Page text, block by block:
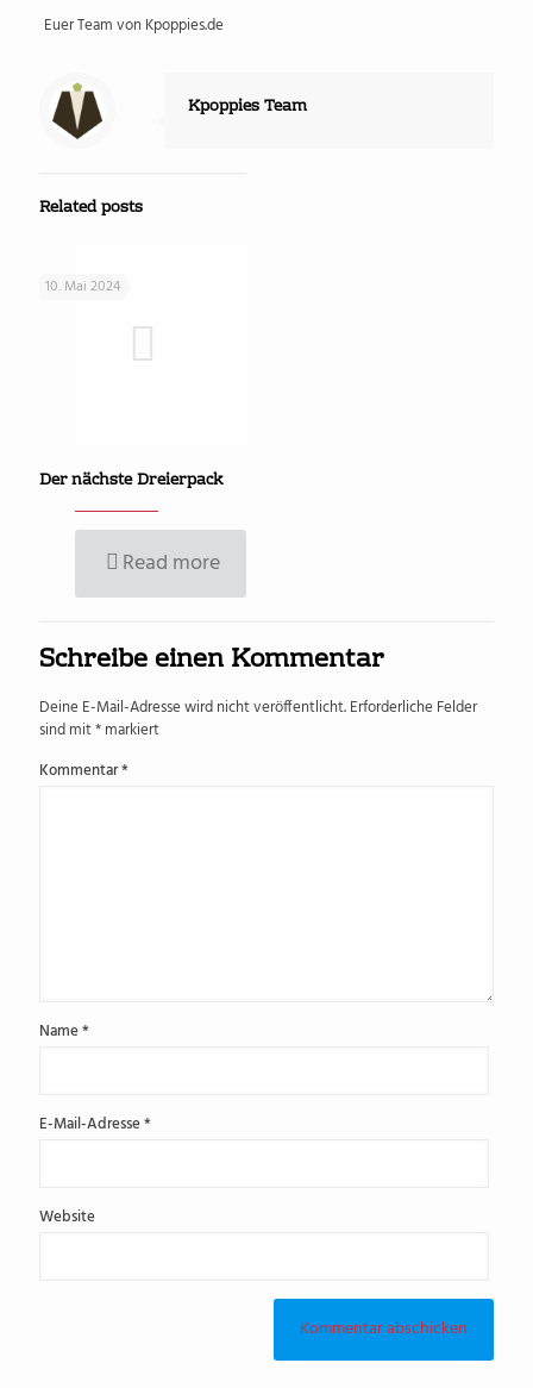
Euer Team von Kpoppies.de
Kpoppies Team
Related posts
10. Mai 2024
Der nächste Dreierpack
Read more
Schreibe einen Kommentar
Deine E-Mail-Adresse wird nicht veröffentlicht.Erforderliche Felder
sind mit*markiert
Kommentar*
Name*
E-Mail-Adresse*
Website